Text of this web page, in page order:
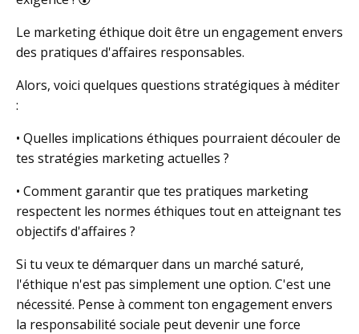
Le marketing éthique doit être un engagement envers
des pratiques d'affaires responsables.
Alors, voici quelques questions stratégiques à méditer
:
• Quelles implications éthiques pourraient découler de
tes stratégies marketing actuelles ?
• Comment garantir que tes pratiques marketing
respectent les normes éthiques tout en atteignant tes
objectifs d'affaires ?
Si tu veux te démarquer dans un marché saturé,
l'éthique n'est pas simplement une option. C'est une
nécessité. Pense à comment ton engagement envers
la responsabilité sociale peut devenir une force